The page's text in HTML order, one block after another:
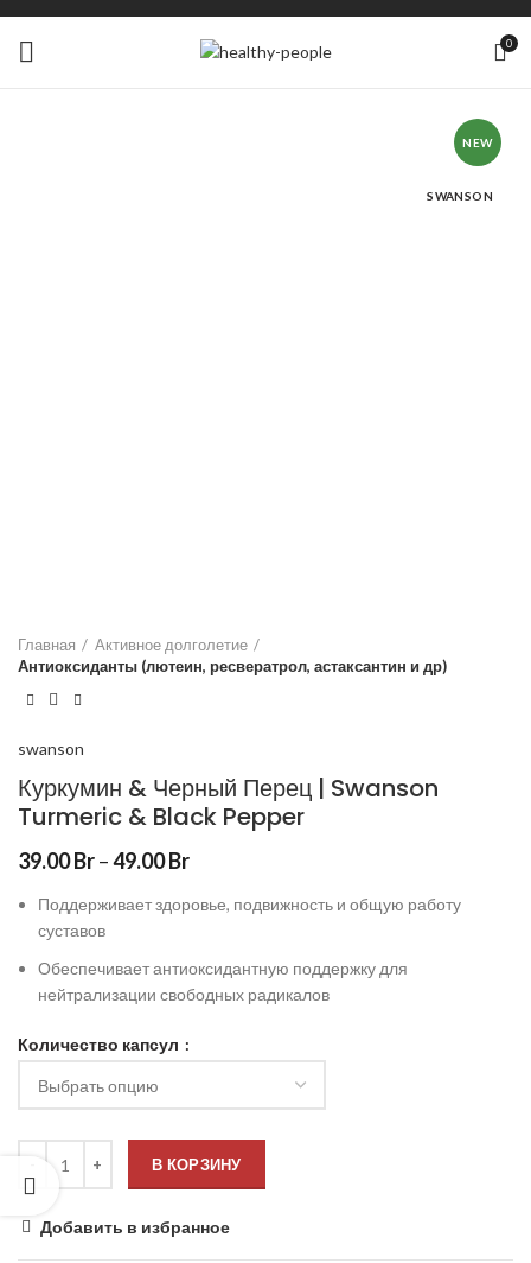
0
NEW
SWANSON
Главная
Активное долголетие
Антиоксиданты (лютеин, ресвератрол, астаксантин и др)
swanson
Куркумин & Черный Перец | Swanson
Turmeric & Black Pepper
39.00Br–49.00Br
Поддерживает здоровье, подвижность и общую работу
суставов
Обеспечивает антиоксидантную поддержку для
нейтрализации свободных радикалов
Количество капсул
В КОРЗИНУ
Добавить в избранное